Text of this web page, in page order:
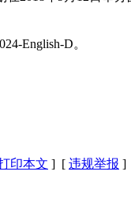
English-D。
印本文 ] [ 违规举报 ]